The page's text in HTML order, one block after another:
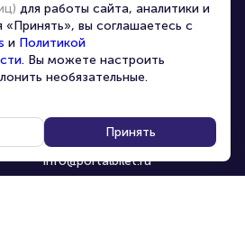
8-800-500-42-62
8-499-226-15-14
info@portalbilet.ru
С 10:00 до 21:00,
для работы сайта, аналитики и
вы соглашаетесь с
и Политикой
. Вы можете настроить
необязательные.
Принять